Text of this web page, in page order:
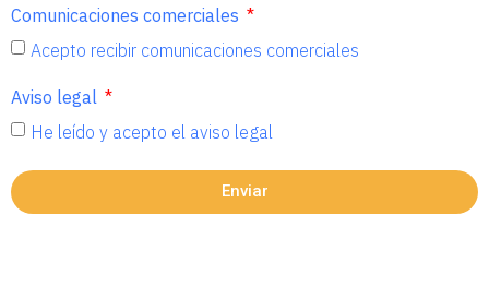
Comunicaciones comerciales
Acepto recibir comunicaciones comerciales
Aviso legal
He leído y acepto el aviso legal
Enviar